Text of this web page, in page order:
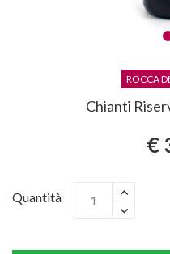
ROCCA
Chianti
€
Quantità